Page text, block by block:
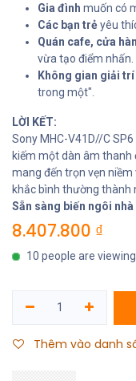
Gia đình muốn có
Các bạn trẻyêu
Quán cafe, cửa
vừa tạo điểm nhấn.
Không gian giải
trong một".
LỜI KẾT:
Sony MHC-V41D//C
kiếm một dàn âm thanh
mang đến trọn vẹn
khắc bình thường thành
Sẵn sàng biến ngôi
8.407.800 ₫
10 people are
Thêm vào danh